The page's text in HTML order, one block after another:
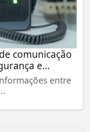
comunicação
e...
entre